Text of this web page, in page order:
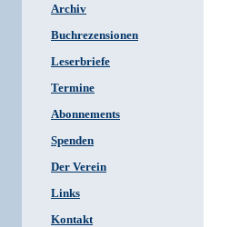
Archiv
Buchrezensionen
Leserbriefe
Termine
Abonnements
Spenden
Der Verein
Links
Kontakt